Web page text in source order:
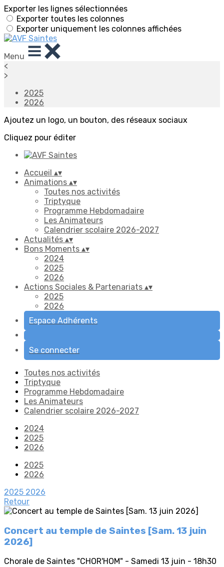
Exporter les lignes sélectionnées
Exporter toutes les colonnes
Exporter uniquement les colonnes affichées
Menu
<
>
2025
2026
Ajoutez un logo, un bouton, des réseaux sociaux
Cliquez pour éditer
Accueil ▴▾
Animations ▴▾
Toutes nos activités
Triptyque
Programme Hebdomadaire
Les Animateurs
Calendrier scolaire 2026-2027
Actualités ▴▾
Bons Moments ▴▾
2024
2025
2026
Actions Sociales & Partenariats ▴▾
2025
2026
Espace Adhérents
Se connecter
Toutes nos activités
Triptyque
Programme Hebdomadaire
Les Animateurs
Calendrier scolaire 2026-2027
2024
2025
2026
2025
2026
2025 2026
Retour
Concert au temple de Saintes [Sam. 13 juin
2026]
Chorale de Saintes "CHOR'HOM" - Samedi 13 juin - 18h30